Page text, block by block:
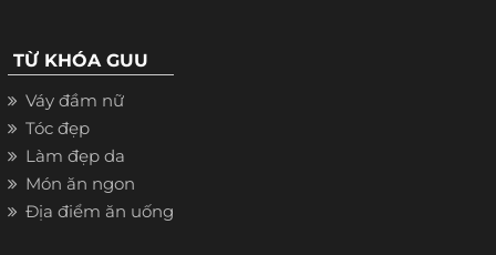
TỪ KHÓA GUU
Váy đầm nữ
Tóc đẹp
Làm đẹp da
Món ăn ngon
Địa điểm ăn uống